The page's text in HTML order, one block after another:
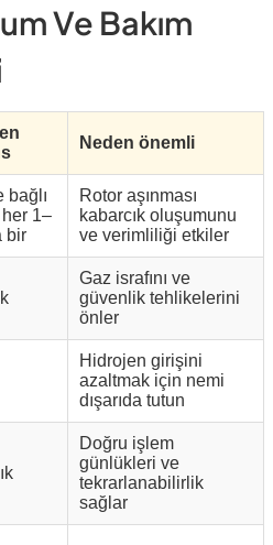
Ve Bakım
Neden önemli
bağlı
1–
bir
Rotor aşınması
kabarcık oluşumunu
ve verimliliği etkiler
Gaz israfını ve
güvenlik tehlikelerini
önler
Hidrojen girişini
azaltmak için nemi
dışarıda tutun
Doğru işlem
günlükleri ve
tekrarlanabilirlik
sağlar